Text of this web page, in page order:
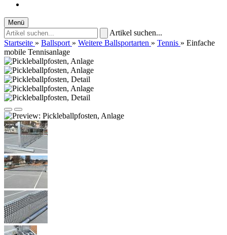
Menü
Artikel suchen...
Startseite » Ballsport » Weitere Ballsportarten » Tennis » Einfache
mobile Tennisanlage